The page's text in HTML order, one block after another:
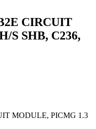
CIRCUIT
S SHB, C236,
MODULE, PICMG 1.3